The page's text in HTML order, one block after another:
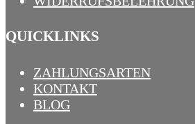
QUICKLINKS
ZAHLUNGSARTEN
KONTAKT
BLOG